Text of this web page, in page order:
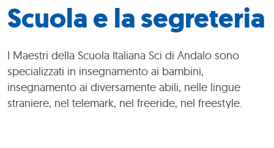
Scuola e la segreteria
I Maestri della Scuola Italiana Sci di Andalo sono
specializzati in insegnamento ai bambini,
insegnamento ai diversamente abili, nelle lingue
straniere, nel telemark, nel freeride, nel freestyle.